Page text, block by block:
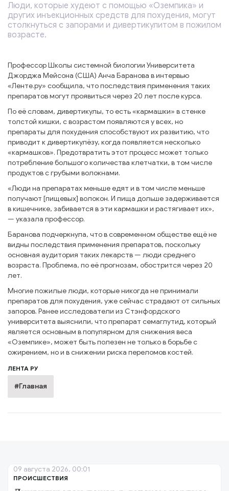
Люди, которые худеют с помощью «Оземпика» и
других инъекционных средств для похудения, могут
столкнуться с запорами и дивертикулитом в пожилом
возрасте.
Профессор Школы системной биологии Университета
Джорджа Мейсона (США) Анча Баранова в интервью
«Ленте.ру» сообщила, что последствия применения таких
препаратов могут проявиться через 20 лет после курса.
По её словам, дивертикулы, то есть «кармашки» в стенке
толстой кишки, с возрастом появляются у всех, но
препараты для похудения способствуют их развитию, что
приводит к дивертикулёзу, когда появляется несколько
«кармашков». Предотвратить этот процесс может только
потребление большого количества клетчатки, в том числе
продуктов с грубыми волокнами.
«Люди на препаратах меньше едят и в том числе меньше
получают [пищевых] волокон. И пища дольше задерживается
в кишечнике, забивается в эти кармашки и растягивает их»,
— указала профессор.
Баранова подчеркнула, что в современном обществе ещё не
видны последствия применения препаратов, поскольку
основная аудитория таких лекарств — люди среднего
возраста. Проблема, по её прогнозам, обострится через 20
лет.
Многие пожилые люди, которые никогда не принимали
препаратов для похудения, уже сейчас страдают от сильных
запоров. Ранее исследователи из Стэнфордского
университета выяснили, что препарат семаглутид, который
является основным в популярном для снижения веса
«Оземпике», может быть полезен не только в борьбе с
ожирением, но и в снижении риска переломов костей.
ЛЕНТА РУ
#Главная
ПРОИСШЕСТВИЯ
09 августа 2026, 00:01